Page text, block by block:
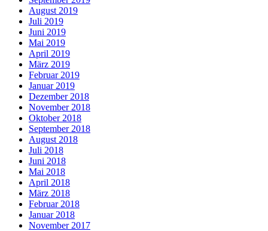
August 2019
Juli 2019
Juni 2019
Mai 2019
April 2019
März 2019
Februar 2019
Januar 2019
Dezember 2018
November 2018
Oktober 2018
September 2018
August 2018
Juli 2018
Juni 2018
Mai 2018
April 2018
März 2018
Februar 2018
Januar 2018
November 2017